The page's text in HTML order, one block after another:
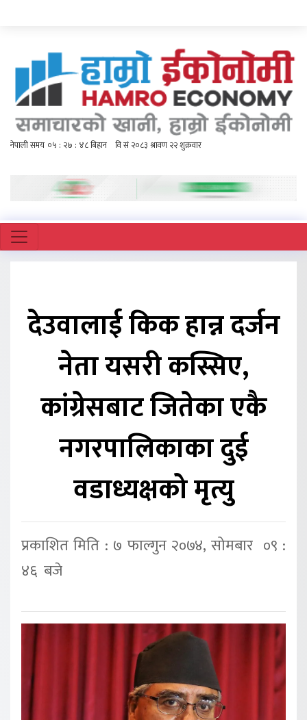
देउवालाई किक हान्न दर्जन
नेता यसरी कस्सिए,
कांग्रेसबाट जितेका एकै
नगरपालिकाका दुई
वडाध्यक्षको मृत्यु
प्रकाशित मिति : ७ फाल्गुन २०७४, सोमबार ०९ :
४६ बजे